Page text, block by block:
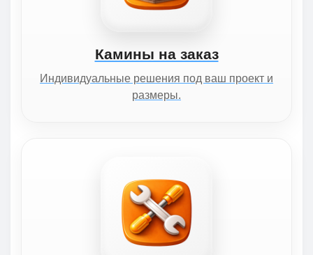
Камины на заказ
Индивидуальные решения под ваш проект и
размеры.